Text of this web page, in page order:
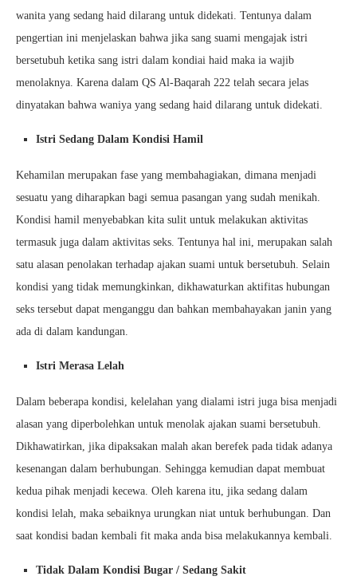
wanita yang sedang haid dilarang untuk didekati. Tentunya dalam
pengertian ini menjelaskan bahwa jika sang suami mengajak istri
bersetubuh ketika sang istri dalam kondiai haid maka ia wajib
menolaknya. Karena dalam QS Al-Baqarah 222 telah secara jelas
dinyatakan bahwa waniya yang sedang haid dilarang untuk didekati.
Istri Sedang Dalam Kondisi Hamil
Kehamilan merupakan fase yang membahagiakan, dimana menjadi
sesuatu yang diharapkan bagi semua pasangan yang sudah menikah.
Kondisi hamil menyebabkan kita sulit untuk melakukan aktivitas
termasuk juga dalam aktivitas seks. Tentunya hal ini, merupakan salah
satu alasan penolakan terhadap ajakan suami untuk bersetubuh. Selain
kondisi yang tidak memungkinkan, dikhawaturkan aktifitas hubungan
seks tersebut dapat menganggu dan bahkan membahayakan janin yang
ada di dalam kandungan.
Istri Merasa Lelah
Dalam beberapa kondisi, kelelahan yang dialami istri juga bisa menjadi
alasan yang diperbolehkan untuk menolak ajakan suami bersetubuh.
Dikhawatirkan, jika dipaksakan malah akan berefek pada tidak adanya
kesenangan dalam berhubungan. Sehingga kemudian dapat membuat
kedua pihak menjadi kecewa. Oleh karena itu, jika sedang dalam
kondisi lelah, maka sebaiknya urungkan niat untuk berhubungan. Dan
saat kondisi badan kembali fit maka anda bisa melakukannya kembali.
Tidak Dalam Kondisi Bugar / Sedang Sakit